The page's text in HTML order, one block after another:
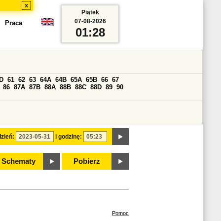
x
Praca
i godzinę:
61 62 63 64A 64B 65A 65B 66 67
86 87A 87B 88A 88B 88C 88D 89 90
Schematy Pobierz
Piątek
07-08-2026
01:28
Pomoc